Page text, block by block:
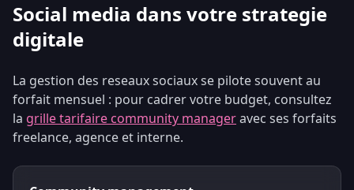
Social media dans votre strategie
digitale
La gestion des reseaux sociaux se pilote souvent au
forfait mensuel : pour cadrer votre budget, consultez
la grille tarifaire community manageravec ses forfaits
freelance, agence et interne.